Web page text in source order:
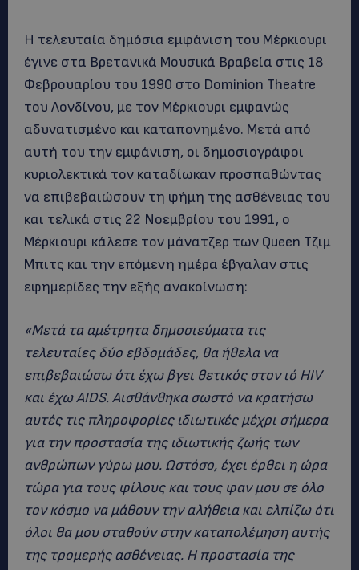
Η τελευταία δημόσια εμφάνιση του Μέρκιουρι
έγινε στα Βρετανικά Μουσικά Βραβεία στις 18
Φεβρουαρίου του 1990 στο Dominion Theatre
του Λονδίνου, με τον Μέρκιουρι εμφανώς
αδυνατισμένο και καταπονημένο. Μετά από
αυτή του την εμφάνιση, οι δημοσιογράφοι
κυριολεκτικά τον καταδίωκαν προσπαθώντας
να επιβεβαιώσουν τη φήμη της ασθένειας του
και τελικά στις 22 Νοεμβρίου του 1991, ο
Μέρκιουρι κάλεσε τον μάνατζερ των Queen Τζιμ
Μπιτς και την επόμενη ημέρα έβγαλαν στις
εφημερίδες την εξής ανακοίνωση:
«Μετά τα αμέτρητα δημοσιεύματα τις
τελευταίες δύο εβδομάδες, θα ήθελα να
επιβεβαιώσω ότι έχω βγει θετικός στον ιό HIV
και έχω AIDS. Αισθάνθηκα σωστό να κρατήσω
αυτές τις πληροφορίες ιδιωτικές μέχρι σήμερα
για την προστασία της ιδιωτικής ζωής των
ανθρώπων γύρω μου. Ωστόσο, έχει έρθει η ώρα
τώρα για τους φίλους και τους φαν μου σε όλο
τον κόσμο να μάθουν την αλήθεια και ελπίζω ότι
όλοι θα μου σταθούν στην καταπολέμηση αυτής
της τρομερής ασθένειας. Η προστασία της